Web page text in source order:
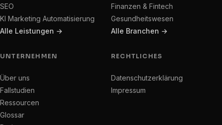
SEO
KI Marketing Automatisierung
Alle Leistungen →
Finanzen & Fintech
Gesundheitswesen
Alle Branchen →
UNTERNEHMEN
Über uns
Fallstudien
Ressourcen
Glossar
RECHTLICHES
Datenschutzerklärung
Impressum